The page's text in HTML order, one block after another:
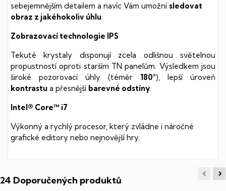
sebejemnějším detailem a navíc Vám umožní sledovat
obraz z jakéhokoliv úhlu
Zobrazovací technologie IPS
Tekuté krystaly disponují zcela odlišnou světelnou
propustností oproti starším TN panelům. Výsledkem jsou
široké pozorovací úhly (téměr 180°), lepší úroveň
kontrastu a přesnější barevné odstíny
Intel® Core™ i7
Výkonný a rychlý procesor, který zvládne i náročné
grafické editory nebo nejnovější hry.
24 Doporučených produktů